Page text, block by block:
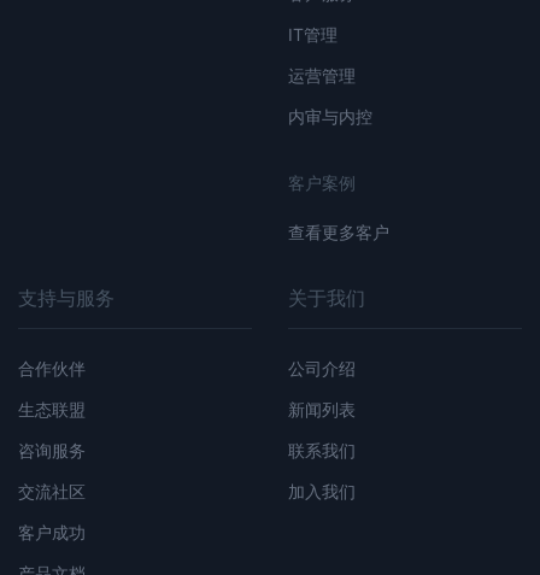
IT管理
运营管理
内审与内控
客户案例
查看更多客户
支持与服务
合作伙伴
生态联盟
咨询服务
交流社区
客户成功
关于我们
公司介绍
新闻列表
联系我们
加入我们